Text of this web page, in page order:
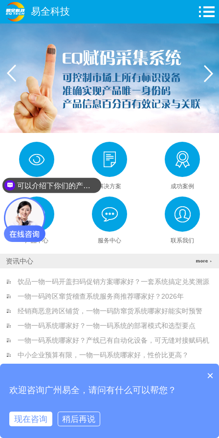
易全科技
关于易全 解决方案 成功案例
产品中心 服务中心 联系我们
资讯中心
饮品一物一码开盖扫码促销方案哪家好？一套系统搞定兑奖溯源
一物一码跨区窜货稽查系统服务商推荐哪家好？2026年
经销商恶意跨区铺货，一物一码防窜货系统哪家好能实时预警
一物一码系统哪家好？一物一码系统的部署模式和选型要点
一物一码系统哪家好？产线已有自动化设备，可无缝对接赋码机
中小企业预算有限，一物一码系统哪家好，性价比更高？
×
欢迎咨询广州易全，请问有什么可以帮您？
现在咨询 稍后再说
在线咨询